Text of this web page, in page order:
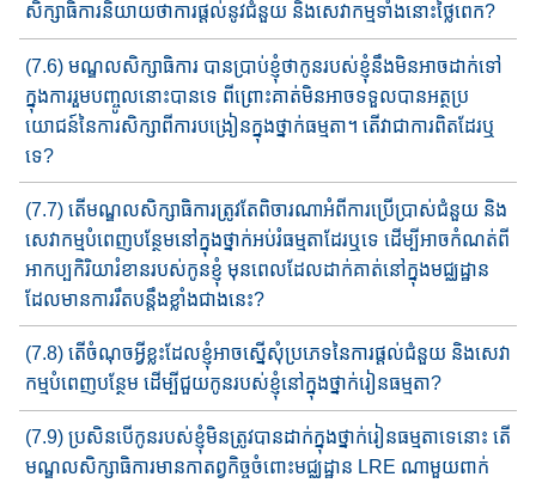
សិក្សាធិការនិយាយថាការផ្ដល់នូវជំនួយ និងសេវាកម្ម​ទាំង​​នោះថ្លៃពេក?
(7.6) មណ្ឌលសិក្សាធិការ បានប្រាប់ខ្ញុំថាកូនរបស់ខ្ញុំនឹងមិនអាច​​ដាក់​ទៅ​
ក្នុង​ការ​រួម​​បញ្ចូលនោះ​បាន​ទេ​​ ពីព្រោះ​គាត់មិន​អាច​ទទួល​​បាន​អត្ថ​ប្រ​
យោជន៍​នៃការសិក្សាពីការបង្រៀនក្នុងថ្នាក់ធម្មតា។ តើវាជា​ការ​ពិតដែរឬ
ទេ​​?
(7.7) តើមណ្ឌលសិក្សាធិការត្រូវតែពិចារណាអំពីការប្រើប្រាស់ជំនួយ និង
សេវាកម្មបំពេញ​បន្ថែមនៅក្នុង​ថ្នាក់​អប់រំធម្មតាដែរឬទេ ដើម្បីអាច​កំ​ណត់ពី
អាកប្បកិរិយារំខានរបស់កូនខ្ញុំ មុនពេលដែលដាក់គាត់​នៅ​ក្នុ​ងមជ្ឈដ្ឋាន​
ដែល​មានការរឹតបន្តឹង​ខ្លាំង​ជាងនេះ?
(7.8) តើចំណុចអ្វីខ្លះ​​ដែលខ្ញុំអាចស្នើសុំ​ប្រភេទ​នៃ​​ការផ្ដល់ជំនួយ និង​សេវា
កម្មបំពេញ​បន្ថែម ​​ដើម្បីជួយកូន​របស់ខ្ញុំ​នៅ​ក្នុងថ្នាក់រៀនធម្មតា?
(7.9) ប្រសិនបើកូនរបស់ខ្ញុំមិនត្រូវបានដាក់ក្នុងថ្នាក់រៀនធម្មតាទេ​នោះ​ តើ
មណ្ឌលសិក្សាធិការ​មាន​កាតព្វកិច្ច​ចំពោះ​មជ្ឈដ្ឋាន​ LRE ណាមួយ​ពាក់